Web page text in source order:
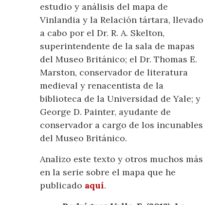
estudio y análisis del mapa de
Vinlandia y la Relación tártara, llevado
a cabo por el Dr. R. A. Skelton,
superintendente de la sala de mapas
del Museo Británico; el Dr. Thomas E.
Marston, conservador de literatura
medieval y renacentista de la
biblioteca de la Universidad de Yale; y
George D. Painter, ayudante de
conservador a cargo de los incunables
del Museo Británico.
Analizo este texto y otros muchos más
en la serie sobre el mapa que he
publicado aquí.